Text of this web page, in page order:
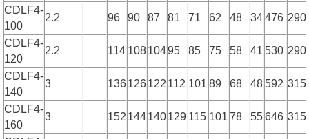
CDLF4-
100
2.2 96 90 87 81 71 62 48 34 476 290
CDLF4-
120
2.2 114 10810495 85 75 58 41 530 290
CDLF4-
140
3 136126122 112 101 89 68 48 592 315
CDLF4-
160
3 152 144140129 115 101 78 55 646 315